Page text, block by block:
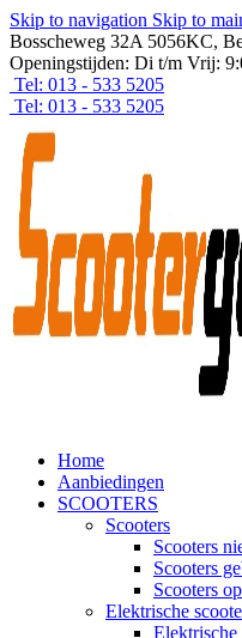
Skip to navigation Skip to
Bosscheweg 32A 5056KC,
Openingstijden: Di t/m Vrij:
Tel: 013 - 533 5205
Tel: 013 - 533 5205
Home
Aanbiedingen
SCOOTERS
Scooters
Scooters
Scooters
Scooters
Elektrische
Elektrische